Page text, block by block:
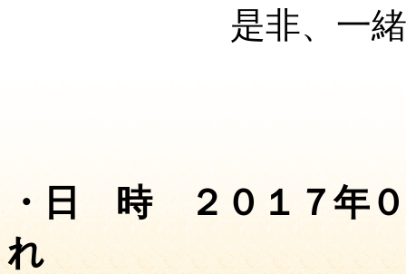
是非、一
・日 時 ２０１７年
れ